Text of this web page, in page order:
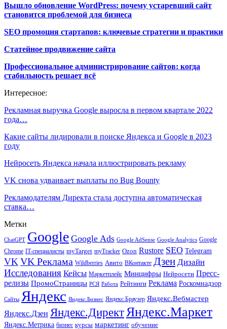
Вышло обновление WordPress: почему устаревший сайт
становится проблемой для бизнеса
SEO промоция стартапов: ключевые стратегии и практики
Статейное продвижение сайта
Профессиональное администрирование сайтов: когда
стабильность решает всё
Интересное:
Рекламная выручка Google выросла в первом квартале 2022
года…
Какие сайты лидировали в поиске Яндекса и Google в 2023
году
Нейросеть Яндекса начала иллюстрировать рекламу
VK снова удваивает выплаты по Bug Bounty
Рекламодателям Директа стала доступна автоматическая
ставка…
Метки
ChatGPT Google Google Ads Google AdSense Google Analytics Google
Chrome IT-специалисты myTarget myTracker Ozon Rustore SEO Telegram
VK VK Реклама Wildberries Авито ВКонтакте Дзен Дизайн
Исследования Кейсы Маркетплейс Минцифры Нейросети Пресс-
релизы ПромоСтраницы РСЯ Работа Рейтинги Реклама Роскомнадзор
Сайты Яндекс Яндекс.Бизнес Яндекс.Браузер Яндекс.Вебмастер
Яндекс.Дзен Яндекс.ДиректЯндекс.Маркет
Яндекс.Метрика бизнес курсы маркетинг обучение